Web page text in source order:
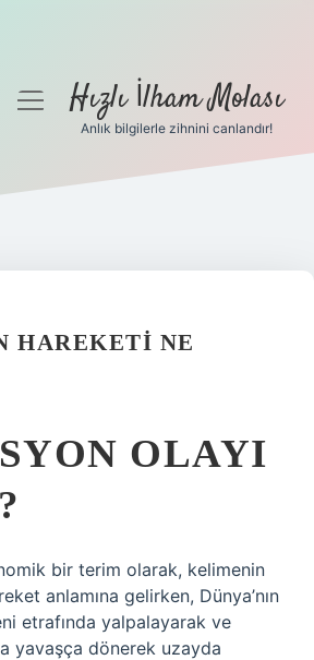
menüyüHızlı İlham Molası
Anlık bilgilerle zihnini canlandır!
HAREKETI NE
OLAYI
bir terim olarak, kelimenin
anlamına gelirken, Dünya’nın
etrafında yalpalayarak ve
yavaşça dönerek uzayda